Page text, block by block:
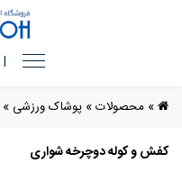
|
» محصولات» پوشاک ورزشی »
کفش و کوله دوچرخه شواری